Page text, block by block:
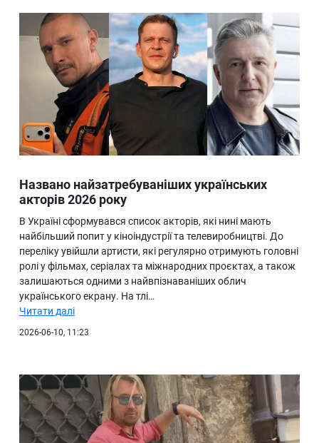
Названо найзатребуваніших українських
акторів 2026 року
В Україні сформувався список акторів, які нині мають
найбільший попит у кіноіндустрії та телевиробництві. До
переліку увійшли артисти, які регулярно отримують головні
ролі у фільмах, серіалах та міжнародних проєктах, а також
залишаються одними з найвпізнаваніших облич
українського екрану. На тлі…
Читати далі
2026-06-10, 11:23